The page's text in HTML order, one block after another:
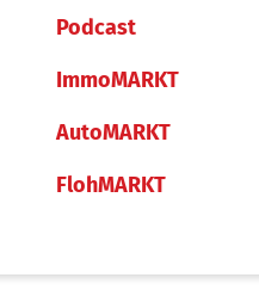
Podcast
ImmoMARKT
AutoMARKT
FlohMARKT